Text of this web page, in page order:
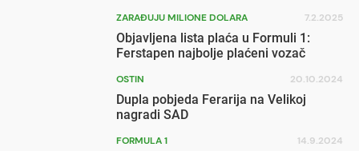
ZARAĐUJU MILIONE DOLARA 7.2.2025
Objavljena lista plaća u Formuli 1:
Ferstapen najbolje plaćeni vozač
OSTIN 20.10.2024
Dupla pobjeda Ferarija na Velikoj
nagradi SAD
FORMULA 1 14.9.2024